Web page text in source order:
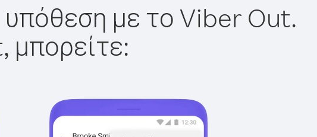
υπόθεση με το Viber Out.
μπορείτε: